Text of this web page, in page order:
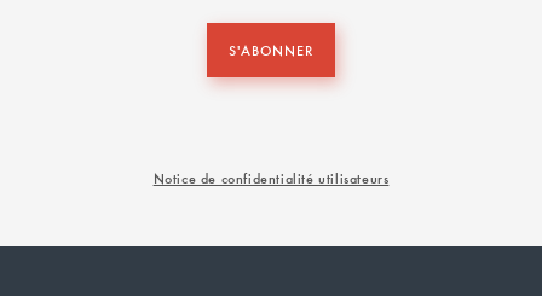
S'ABONNER
Notice de confidentialité utilisateurs